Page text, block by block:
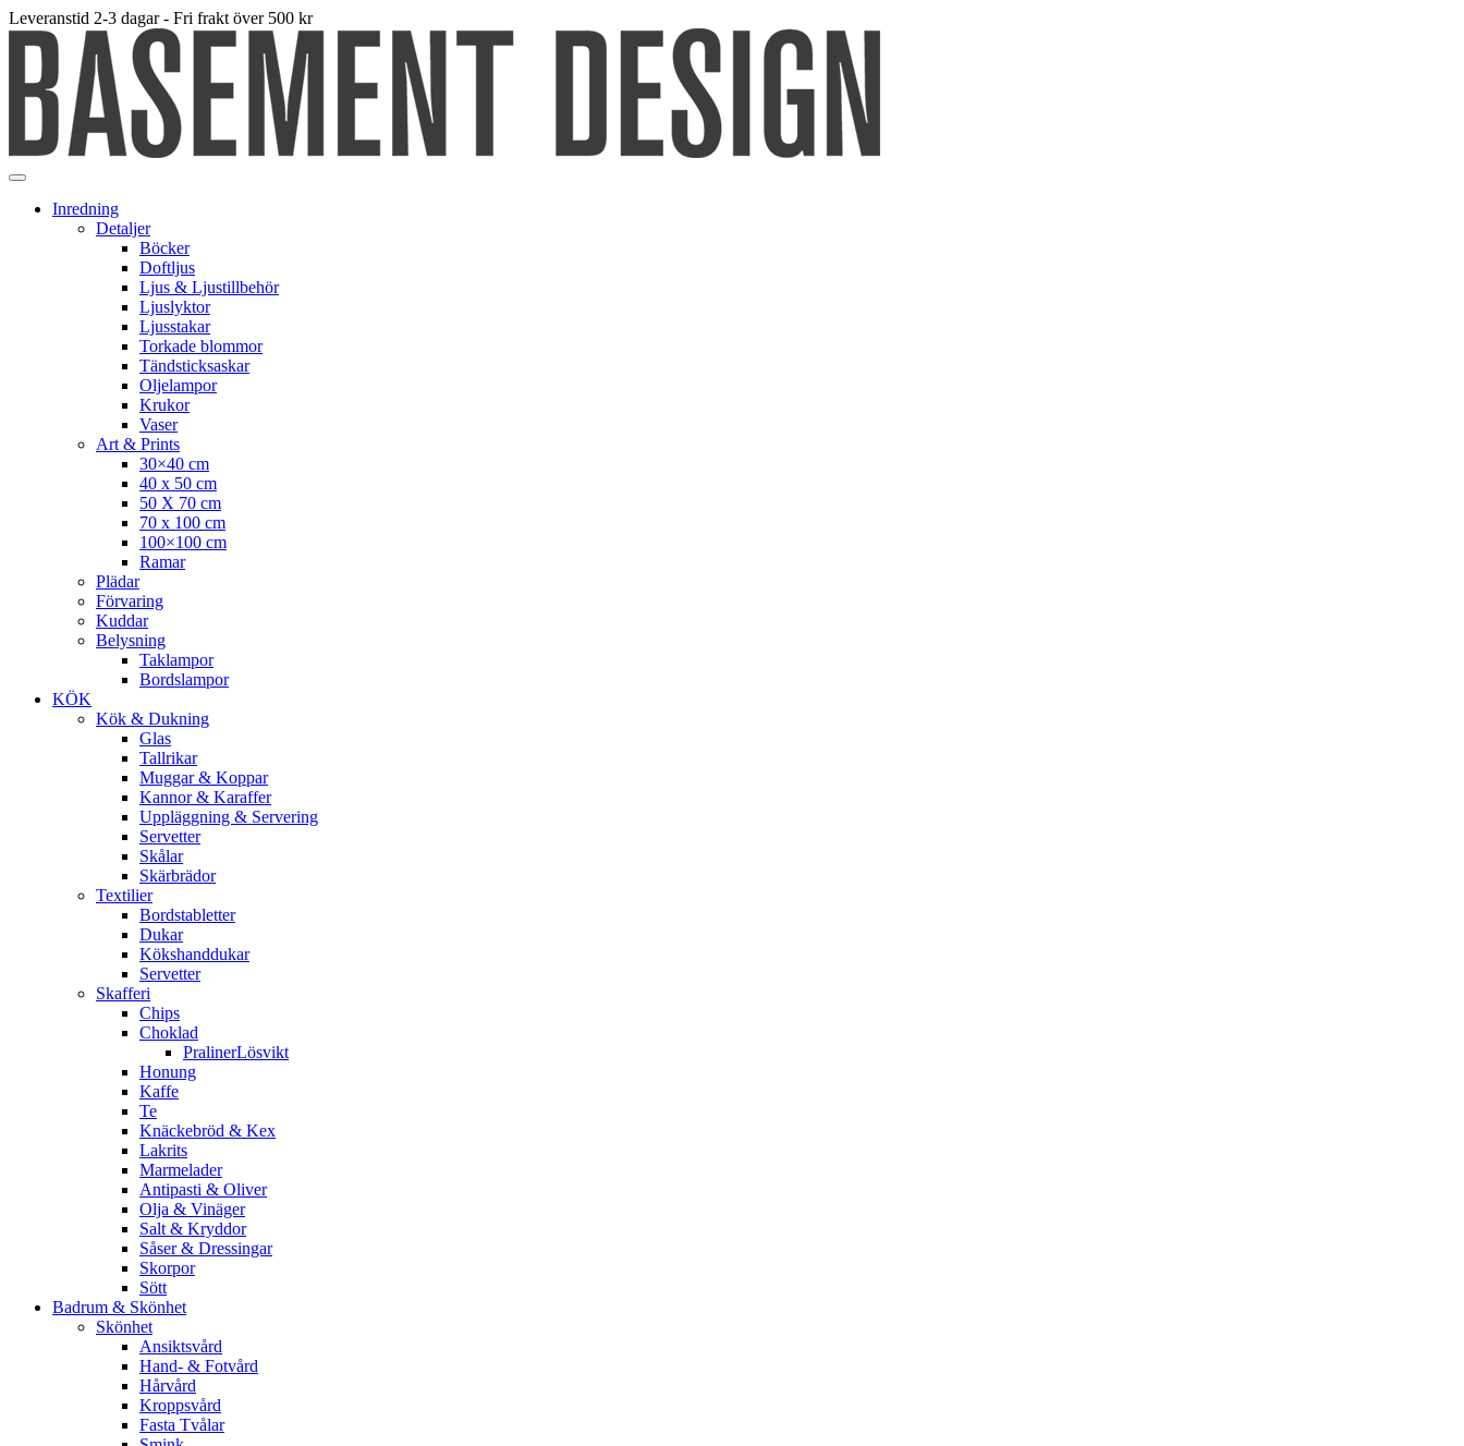
Leveranstid 2-3 dagar - Fri frakt över 500 kr
Inredning
Detaljer
Böcker
Doftljus
Ljus & Ljustillbehör
Ljuslyktor
Ljusstakar
Torkade blommor
Tändsticksaskar
Oljelampor
Krukor
Vaser
Art & Prints
30×40 cm
40 x 50 cm
50 X 70 cm
70 x 100 cm
100×100 cm
Ramar
Plädar
Förvaring
Kuddar
Belysning
Taklampor
Bordslampor
KÖK
Kök & Dukning
Glas
Tallrikar
Muggar & Koppar
Kannor & Karaffer
Uppläggning & Servering
Servetter
Skålar
Skärbrädor
Textilier
Bordstabletter
Dukar
Kökshanddukar
Servetter
Skafferi
Chips
Choklad
PralinerLösvikt
Honung
Kaffe
Te
Knäckebröd & Kex
Lakrits
Marmelader
Antipasti & Oliver
Olja & Vinäger
Salt & Kryddor
Såser & Dressingar
Skorpor
Sött
Badrum & Skönhet
Skönhet
Ansiktsvård
Hand- & Fotvård
Hårvård
Kroppsvård
Fasta Tvålar